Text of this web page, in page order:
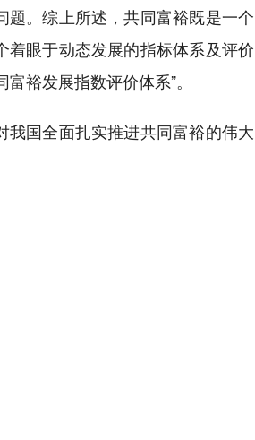
。综上所述，共同富裕既是一个
眼于动态发展的指标体系及评价
裕发展指数评价体系”。
国全面扎实推进共同富裕的伟大